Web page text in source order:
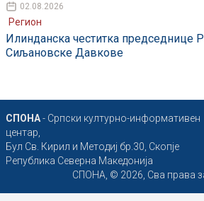
02.08.2026
Регион
Илинданска честитка председнице
Сиљановске Давкове
СПОНА- Српски културно-информативен
центар,
Бул Св. Кирил и Методиј бр.30, Скопје
Република Северна Македонија
СПОНА, © 2026, Сва права